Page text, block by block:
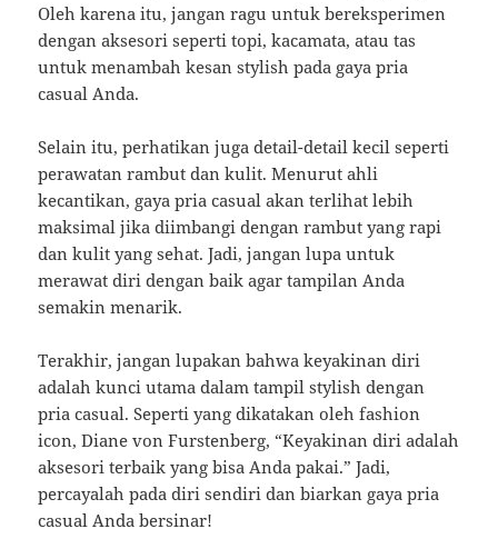
Oleh karena itu, jangan ragu untuk bereksperimen
dengan aksesori seperti topi, kacamata, atau tas
untuk menambah kesan stylish pada gaya pria
casual Anda.
Selain itu, perhatikan juga detail-detail kecil seperti
perawatan rambut dan kulit. Menurut ahli
kecantikan, gaya pria casual akan terlihat lebih
maksimal jika diimbangi dengan rambut yang rapi
dan kulit yang sehat. Jadi, jangan lupa untuk
merawat diri dengan baik agar tampilan Anda
semakin menarik.
Terakhir, jangan lupakan bahwa keyakinan diri
adalah kunci utama dalam tampil stylish dengan
pria casual. Seperti yang dikatakan oleh fashion
icon, Diane von Furstenberg, “Keyakinan diri adalah
aksesori terbaik yang bisa Anda pakai.” Jadi,
percayalah pada diri sendiri dan biarkan gaya pria
casual Anda bersinar!